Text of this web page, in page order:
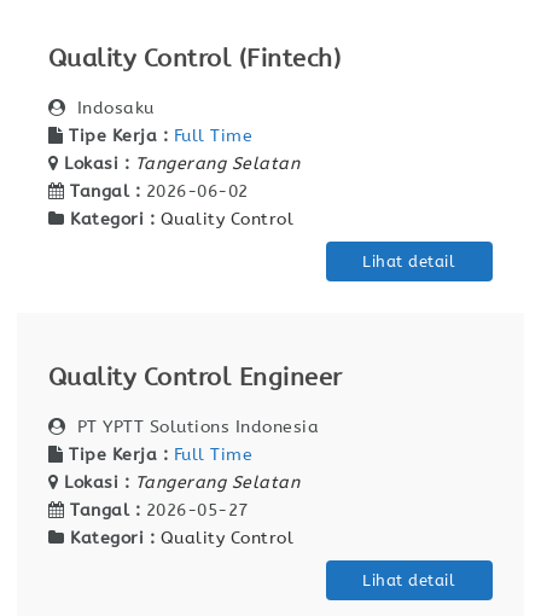
Quality Control (Fintech)
Indosaku
Tipe Kerja : Full Time
Lokasi : Tangerang Selatan
Tangal : 2026-06-02
Kategori : Quality Control
Lihat detail
Quality Control Engineer
PT YPTT Solutions Indonesia
Tipe Kerja : Full Time
Lokasi : Tangerang Selatan
Tangal : 2026-05-27
Kategori : Quality Control
Lihat detail